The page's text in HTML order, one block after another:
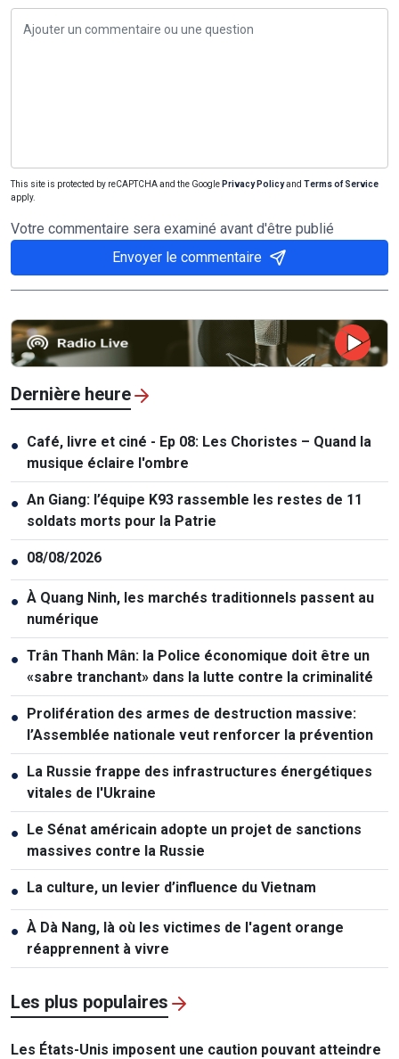
This site is protected by reCAPTCHA and the Google Privacy Policyand Terms of Service
apply.
Votre commentaire sera examiné avant d'être publié
Envoyer le commentaire
Dernière heure
● Café, livre et ciné - Ep 08: Les Choristes – Quand la
musique éclaire l'ombre
● An Giang: l’équipe K93 rassemble les restes de 11
soldats morts pour la Patrie
● 08/08/2026
● À Quang Ninh, les marchés traditionnels passent au
numérique
● Trân Thanh Mân: la Police économique doit être un
«sabre tranchant» dans la lutte contre la criminalité
● Prolifération des armes de destruction massive:
l’Assemblée nationale veut renforcer la prévention
● La Russie frappe des infrastructures énergétiques
vitales de l'Ukraine
● Le Sénat américain adopte un projet de sanctions
massives contre la Russie
● La culture, un levier d’influence du Vietnam
● À Dà Nang, là où les victimes de l'agent orange
réapprennent à vivre
Les plus populaires
Les États-Unis imposent une caution pouvant atteindre